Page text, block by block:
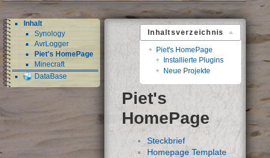
Inhalt
Synology
AvrLogger
Piet's HomePage
Minecraft
DataBase
Inhaltsverzeichnis
Piet's HomePage
Installierte Plugins
Neue Projekte
Piet's
HomePage
Steckbrief
Homepage Template